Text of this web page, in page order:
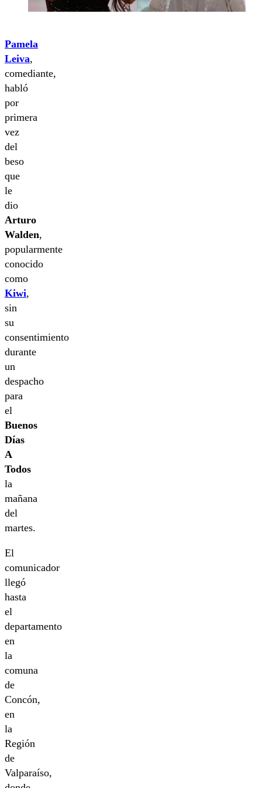
Pamela
Leiva,
comediante,
habló
por
primera
vez
del
beso
que
le
dio
Arturo
Walden,
popularmente
conocido
como
Kiwi,
sin
su
consentimiento
durante
un
despacho
para
el
Buenos
Días
A
Todos
la
mañana
del
martes.
El
comunicador
llegó
hasta
el
departamento
en
la
comuna
de
Concón,
en
la
Región
de
Valparaíso,